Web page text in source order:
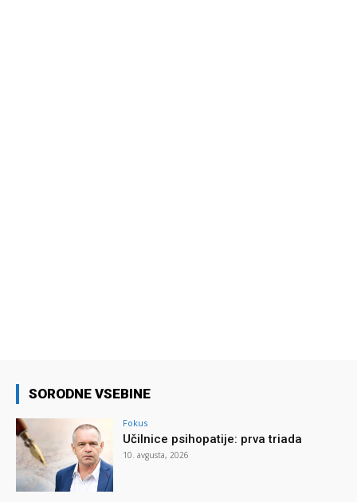
SORODNE VSEBINE
Fokus
Učilnice psihopatije: prva triada
10. avgusta, 2026